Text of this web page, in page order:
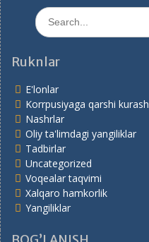
Search
for:
Ruknlar
E'lonlar
Korrpusiyaga qarshi kurash
Nashrlar
Oliy ta'limdagi yangiliklar
Tadbirlar
Uncategorized
Voqealar taqvimi
Xalqaro hamkorlik
Yangiliklar